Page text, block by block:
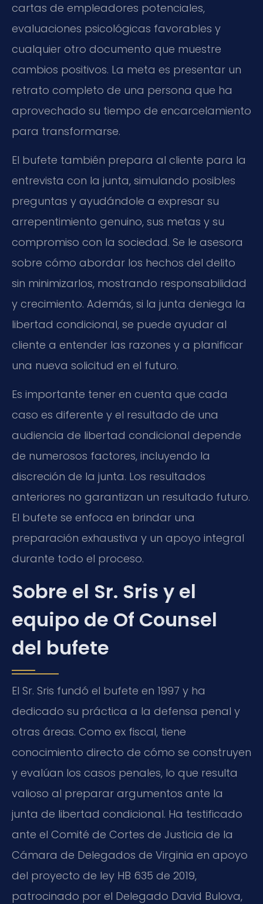
cartas de empleadores potenciales,
evaluaciones psicológicas favorables y
cualquier otro documento que muestre
cambios positivos. La meta es presentar un
retrato completo de una persona que ha
aprovechado su tiempo de encarcelamiento
para transformarse.
El bufete también prepara al cliente para la
entrevista con la junta, simulando posibles
preguntas y ayudándole a expresar su
arrepentimiento genuino, sus metas y su
compromiso con la sociedad. Se le asesora
sobre cómo abordar los hechos del delito
sin minimizarlos, mostrando responsabilidad
y crecimiento. Además, si la junta deniega la
libertad condicional, se puede ayudar al
cliente a entender las razones y a planificar
una nueva solicitud en el futuro.
Es importante tener en cuenta que cada
caso es diferente y el resultado de una
audiencia de libertad condicional depende
de numerosos factores, incluyendo la
discreción de la junta. Los resultados
anteriores no garantizan un resultado futuro.
El bufete se enfoca en brindar una
preparación exhaustiva y un apoyo integral
durante todo el proceso.
Sobre el Sr. Sris y el
equipo de Of Counsel
del bufete
El Sr. Sris fundó el bufete en 1997 y ha
dedicado su práctica a la defensa penal y
otras áreas. Como ex fiscal, tiene
conocimiento directo de cómo se construyen
y evalúan los casos penales, lo que resulta
valioso al preparar argumentos ante la
junta de libertad condicional. Ha testificado
ante el Comité de Cortes de Justicia de la
Cámara de Delegados de Virginia en apoyo
del proyecto de ley HB 635 de 2019,
patrocinado por el Delegado David Bulova,